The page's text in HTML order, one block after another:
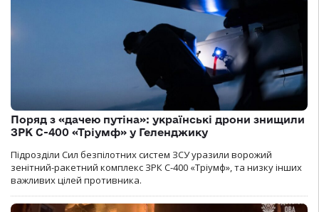
Поряд з «дачею путіна»: українські дрони знищили
ЗРК С-400 «Тріумф» у Геленджику
Підрозділи Сил безпілотних систем ЗСУ уразили ворожий
зенітний-ракетний комплекс ЗРК С-400 «Тріумф», та низку інших
важливих цілей противника.